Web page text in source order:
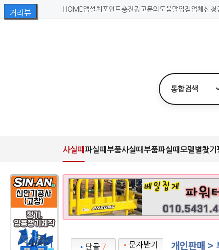
HOME 앱설치 포인트충전 광고문의 도움말입점업체신청
사실때파실때 부품사실때 부품파실때 모델별찾기
• 단골 7 • 문자받기 개인판매 >